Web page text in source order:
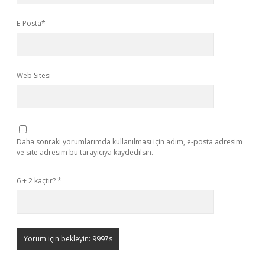
E-Posta*
Web Sitesi
Daha sonraki yorumlarımda kullanılması için adım, e-posta adresim
ve site adresim bu tarayıcıya kaydedilsin.
6 + 2 kaçtır?*